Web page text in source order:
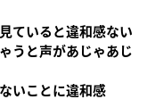
ていると違和感ない
うと声があじゃあじ
いことに違和感